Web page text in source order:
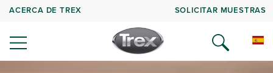
ACERCA DE TREX SOLICITAR MUESTRAS